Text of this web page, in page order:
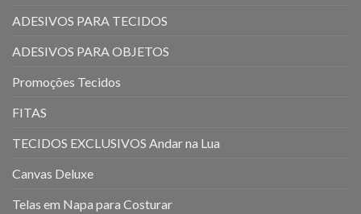
ADESIVOS PARA TECIDOS
ADESIVOS PARA OBJETOS
Promoções Tecidos
FITAS
TECIDOS EXCLUSIVOS Andar na Lua
Canvas Deluxe
Telas em Napa para Costurar